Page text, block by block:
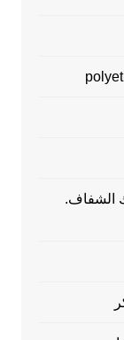
الشفاف.